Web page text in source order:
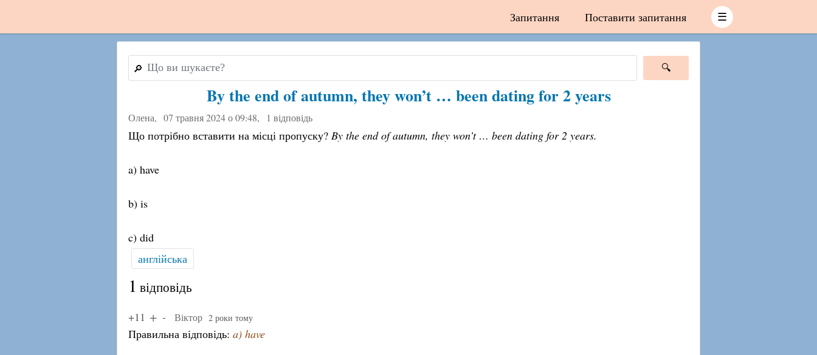
Запитання Поставити запитання ☰
🔎
By the end of autumn, they won’t … been dating for 2 years
Олена, 07 травня 2024 о 09:48, 1 відповідь
Що потрібно вставити на місці пропуску? By the end of autumn, they won’t … been dating for 2 years.
a) have
b) is
c) did
англійська
1 відповідь
+11 Віктор 2 роки тому
Правильна відповідь: a) have